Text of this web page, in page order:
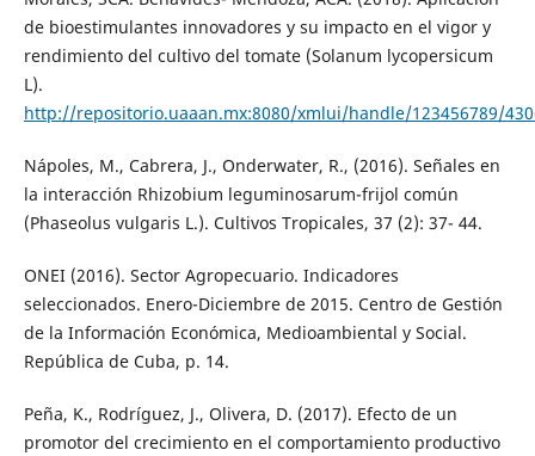
de bioestimulantes innovadores y su impacto en el vigor y
rendimiento del cultivo del tomate (Solanum lycopersicum
L).
http://repositorio.uaaan.mx:8080/xmlui/handle/123456789/
Nápoles, M., Cabrera, J., Onderwater, R., (2016). Señales en
la interacción Rhizobium leguminosarum-frijol común
(Phaseolus vulgaris L.). Cultivos Tropicales, 37 (2): 37- 44.
ONEI (2016). Sector Agropecuario. Indicadores
seleccionados. Enero-Diciembre de 2015. Centro de Gestión
de la Información Económica, Medioambiental y Social.
República de Cuba, p. 14.
Peña, K., Rodríguez, J., Olivera, D. (2017). Efecto de un
promotor del crecimiento en el comportamiento productivo